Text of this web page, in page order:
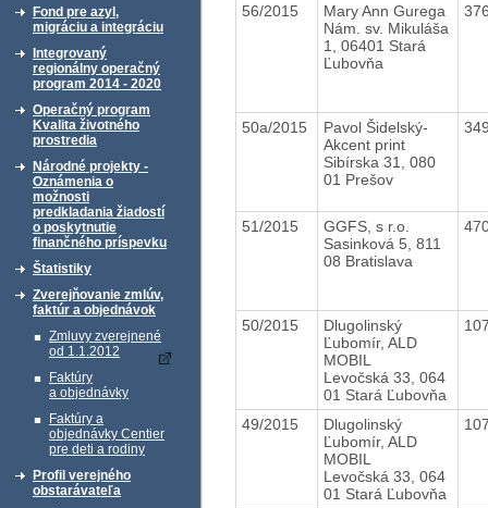
Fond pre azyl,
migráciu a integráciu
Integrovaný
regionálny operačný
program 2014 - 2020
Operačný program
Kvalita životného
prostredia
Národné projekty -
Oznámenia o
možnosti
predkladania žiadostí
o poskytnutie
finančného príspevku
Štatistiky
Zverejňovanie zmlúv,
faktúr a objednávok
Zmluvy zverejnené
od 1.1.2012
Faktúry
a objednávky
Faktúry a
objednávky Centier
pre deti a rodiny
Profil verejného
obstarávateľa
56/2015
Mary Ann Gurega
Nám. sv. Mikuláša
1, 06401 Stará
Ľubovňa
50a/2015
Pavol Šidelský-
Akcent print
Sibírska 31, 080
01 Prešov
51/2015
GGFS, s r.o.
Sasinková 5, 811
08 Bratislava
50/2015
Dlugolinský
Ľubomír, ALD
MOBIL
Levočská 33, 064
01 Stará Ľubovňa
49/2015
Dlugolinský
Ľubomír, ALD
MOBIL
Levočská 33, 064
01 Stará Ľubovňa